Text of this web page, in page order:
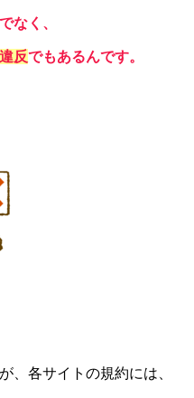
なく、
反でもあるんです。
、各サイトの規約には、